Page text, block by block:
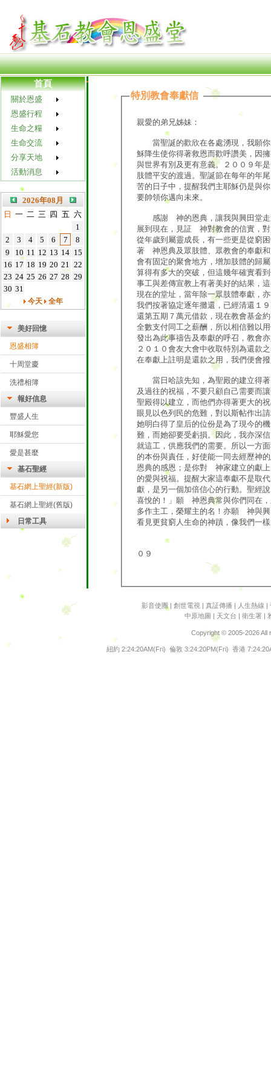
首頁
關於恩盛
恩盛行程
生命之糧
生命交流
分享天地
活動消息
2026年08月
日 一 二 三 四 五 六
1
2
3 4 5 6 7
8
9
10 11 12 13 14 15
16 17 18 19 20 21 22
23 24 25 26 27 28 29
30 31
今天 全年
美好回憶
恩盛相簿
十周堂慶
洗禮相簿
報好信息
豐盛人生
耶穌愛您
愛是甚麼
基石聖經
基石網上聖經(新版)
基石網上聖經(舊版)
日常工具
谷歌地圖
港鐵路線
交通消息
特別教會奉獻信
親愛的弟兄姊妹：
當聖誕的歡欣在各處湧現，我願你
穌降生使你得著救恩而歡呼讚美，因
與世界有別及更有意義。２００９年
肢體平安的渡過。聖誕節在每年的年
苦的日子中，提醒我們主耶穌仍是與
要帥領你邁向未來。
感謝 神的恩典，讓我與興田堂走
展到現在，見証 神對教會的信實，
從年歲到屬靈成長，有一些更是從窮
著 神恩典及眾肢體、眾教會的奉獻
會有固定的聚會地方，增加肢體的歸
算得有多大的突破，但這幾年確實看
事工與差傳宣教上有著美好的結果，
現在的堂址，當年除一眾肢體奉獻，
我們按著協定逐年攤還，已經清還１
還第五期７萬元借款，現在教會基金
全數支付同工之薪酬，所以相信難以
發出為此事禱告及奉獻的呼召，教會
２０１０會友大會中收取特別為還款
在奉獻上註明是還款之用，我們便會
當日哈該先知，為聖殿的建立得
及過往的祝福，不要只顧自己需要而
聖殿得以建立，而他們亦得著更大的
眼見以色列民的危難，對以斯帖作出
她明白得了皇后的位份是為了現今的
難，而她卻要受虧損。因此，我亦深
就這工，供應我們的需要。所以一方
的本份與責任，好使能一同去經歷神
恩典的感恩；是你對 神家建立的獻
的愛與祝福。提醒大家這奉獻不是取
獻，是另一個加倍信心的行動。聖經
喜悅的！」願 神恩典常與你們同在
多作主工，榮耀主的名！亦願 神與
看見更貧窮人生命的神蹟，像我們一
主僕：黎自基牧師 ２５／１２
０９
影音使團| 創世電視 | 真証傳播 | 人生熱線 |
中原地圖 | 天文台 | 衛生署|
Copyright © 2005-2026
紐約 2:24:20AM(Fri) 倫敦 3:24:20PM(Fri) 香港